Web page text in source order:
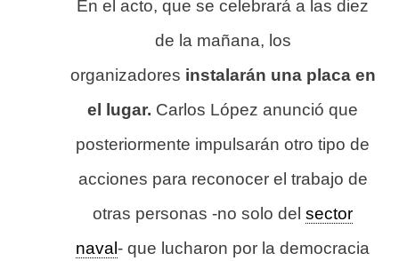
En el acto, que se celebrará a las diez
de la mañana, los
organizadores instalarán una placa en
el lugar. Carlos López anunció que
posteriormente impulsarán otro tipo de
acciones para reconocer el trabajo de
otras personas -no solo delsector
naval- que lucharon por la democracia